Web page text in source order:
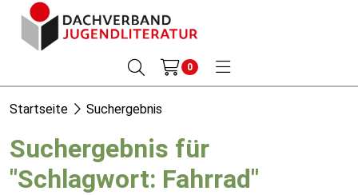
0
Startseite Suchergebnis
Suchergebnis für
"Schlagwort: Fahrrad"